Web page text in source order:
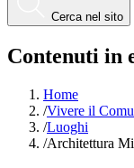
Cerca nel sito
Contenuti in
Home
/Vivere il
/Luoghi
/Architettura